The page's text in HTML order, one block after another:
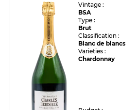
Vintage :
BSA
Type :
Brut
Classification :
Blanc de blancs
Varieties :
Chardonnay